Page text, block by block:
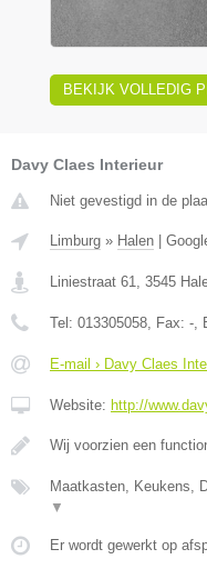
BEKIJK VOLLEDIG
Davy Claes Interieur
Niet gevestigd in de
Limburg » Halen
Liniestraat 61, 3545
Tel: 013305058, Fax: -,
E-mail › Davy Claes
Website: http://
Wij voorzien een
Maatkasten, Keukens,
▼
Er wordt gewerkt op